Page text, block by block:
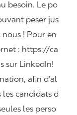
besoin. Le po
peser jus
nous ! Pour en
: https://ca
sur LinkedIn!
afin d’al
candidats d
les perso